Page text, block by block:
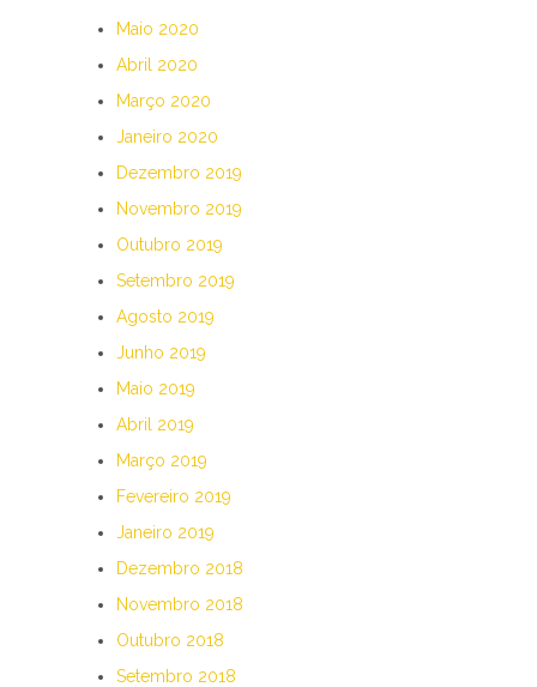
Maio 2020
Abril 2020
Março 2020
Janeiro 2020
Dezembro 2019
Novembro 2019
Outubro 2019
Setembro 2019
Agosto 2019
Junho 2019
Maio 2019
Abril 2019
Março 2019
Fevereiro 2019
Janeiro 2019
Dezembro 2018
Novembro 2018
Outubro 2018
Setembro 2018